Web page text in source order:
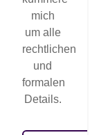
mich
um alle
rechtlichen
und
formalen
Details.